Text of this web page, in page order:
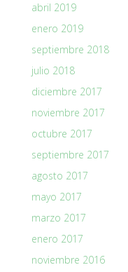
abril 2019
enero 2019
septiembre 2018
julio 2018
diciembre 2017
noviembre 2017
octubre 2017
septiembre 2017
agosto 2017
mayo 2017
marzo 2017
enero 2017
noviembre 2016